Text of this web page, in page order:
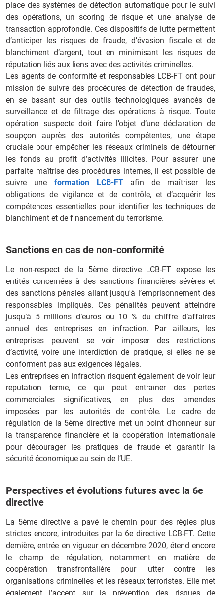
place des systèmes de détection automatique pour le suivi
des opérations, un scoring de risque et une analyse de
transaction approfondie. Ces dispositifs de lutte permettent
d’anticiper les risques de fraude, d’évasion fiscale et de
blanchiment d’argent, tout en minimisant les risques de
réputation liés aux liens avec des activités criminelles.
Les agents de conformité et responsables LCB-FT ont pour
mission de suivre des procédures de détection de fraudes,
en se basant sur des outils technologiques avancés de
surveillance et de filtrage des opérations à risque. Toute
opération suspecte doit faire l’objet d’une déclaration de
soupçon auprès des autorités compétentes, une étape
cruciale pour empêcher les réseaux criminels de détourner
les fonds au profit d’activités illicites. Pour assurer une
parfaite maîtrise des procédures internes, il est possible de
suivre une formation LCB-FTafin de maîtriser les
obligations de vigilance et de contrôle, et d’acquérir les
compétences essentielles pour identifier les techniques de
blanchiment et de financement du terrorisme.
Sanctions en cas de non-conformité
Le non-respect de la 5ème directive LCB-FT expose les
entités concernées à des sanctions financières sévères et
des sanctions pénales allant jusqu'à l’emprisonnement des
responsables impliqués. Ces pénalités peuvent atteindre
jusqu’à 5 millions d’euros ou 10 % du chiffre d’affaires
annuel des entreprises en infraction. Par ailleurs, les
entreprises peuvent se voir imposer des restrictions
d’activité, voire une interdiction de pratique, si elles ne se
conforment pas aux exigences légales.
Les entreprises en infraction risquent également de voir leur
réputation ternie, ce qui peut entraîner des pertes
commerciales significatives, en plus des amendes
imposées par les autorités de contrôle. Le cadre de
régulation de la 5ème directive met un point d’honneur sur
la transparence financière et la coopération internationale
pour décourager les pratiques de fraude et garantir la
sécurité économique au sein de l’UE.
Perspectives et évolutions futures avec la 6e
directive
La 5ème directive a pavé le chemin pour des règles plus
strictes encore, introduites par la 6e directive LCB-FT. Cette
dernière, entrée en vigueur en décembre 2020, étend encore
le champ de régulation, notamment en matière de
coopération transfrontalière pour lutter contre les
organisations criminelles et les réseaux terroristes. Elle met
également l’accent sur la prévention des risques de